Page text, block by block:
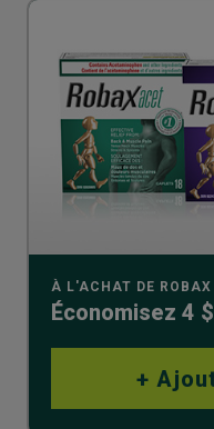
À L'ACHAT DE ROBAX
Économisez 4 $